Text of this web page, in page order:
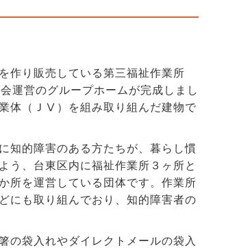
作り販売している第三福祉作業所
運営のグループホームが完成しまし
体（ＪⅤ）を組み取り組んだ建物で
知的障害のある方たちが、暮らし慣
う、台東区内に福祉作業所３ヶ所と
所を運営している団体です。作業所
にも取り組んでおり、知的障害者の
の袋入れやダイレクトメールの袋入